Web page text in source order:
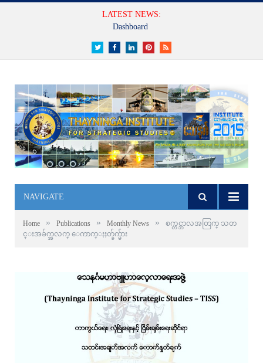
LATEST NEWS:
Dashboard
TwitterFacebookLinkedInPinterestRSS
NAVIGATE
Home » Publications » Monthly News »
စက္တင္ဘာလအတြက္ သတ
င္းအခ်က္အလက္ ေကာက္ႏႈတ္ခ်က္မ်ား